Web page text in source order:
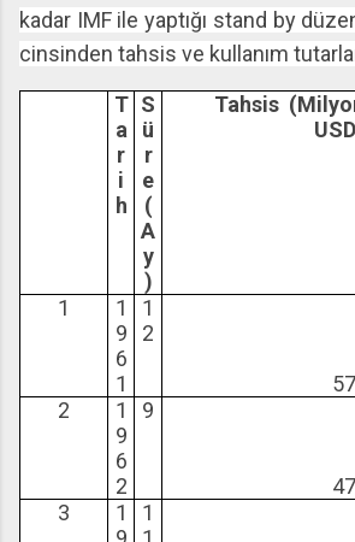
kadar IMF ile yaptığı stand by
cinsinden tahsis ve kullanım
T
a
r
i
h
S
ü
r
e
(
A
y
)
Tahsis
1
1
9
6
1
1
2
57
2
1
9
6
2
9
47
3
1
1